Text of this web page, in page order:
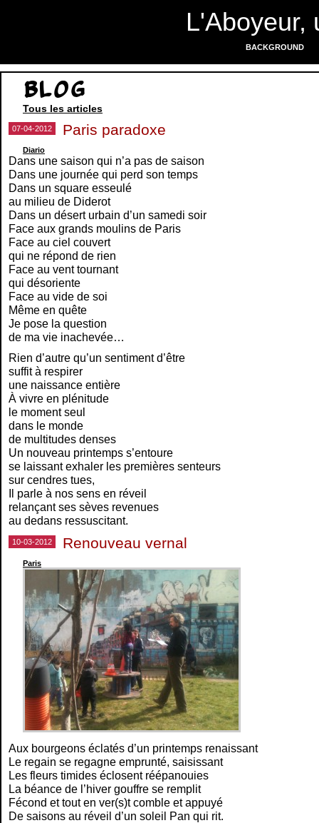
L'Aboyeur,
BACKGROUND
Blog
Tous les articles
07-04-2012 Paris paradoxe
Diario
Dans une saison qui n’a pas de saison
Dans une journée qui perd son temps
Dans un square esseulé
au milieu de Diderot
Dans un désert urbain d’un samedi soir
Face aux grands moulins de Paris
Face au ciel couvert
qui ne répond de rien
Face au vent tournant
qui désoriente
Face au vide de soi
Même en quête
Je pose la question
de ma vie inachevée…
Rien d’autre qu’un sentiment d’être
suffit à respirer
une naissance entière
À vivre en plénitude
le moment seul
dans le monde
de multitudes denses
Un nouveau printemps s’entoure
se laissant exhaler les premières senteurs
sur cendres tues,
Il parle à nos sens en réveil
relançant ses sèves revenues
au dedans ressuscitant.
10-03-2012 Renouveau vernal
Paris
Aux bourgeons éclatés d’un printemps renaissant
Le regain se regagne emprunté, saisissant
Les fleurs timides éclosent réépanouies
La béance de l’hiver gouffre se remplit
Fécond et tout en ver(s)t comble et appuyé
De saisons au réveil d’un soleil Pan qui rit.